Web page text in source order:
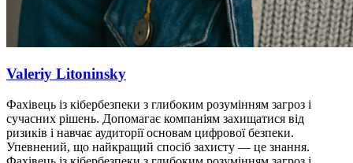
Valeriy Litoninsky
Фахівець із кібербезпеки з глибоким розумінням загроз і
сучасних рішень. Допомагає компаніям захищатися від
ризиків і навчає аудиторії основам цифрової безпеки.
Упевнений, що найкращий спосіб захисту — це знання.